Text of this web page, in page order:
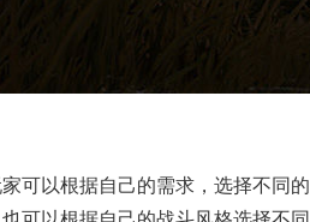
可以根据自己的需求，选择不同的